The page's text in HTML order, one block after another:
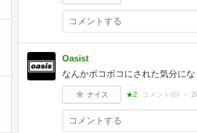
Oasist
なんかボコボコにされた気分に
ナイス ★2 コメント(0)